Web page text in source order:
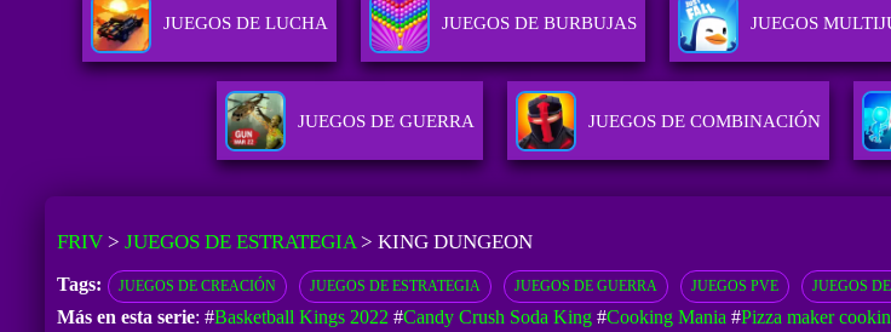
JUEGOS DE LUCHA JUEGOS DE BURBUJAS JUEGOS
JUEGOS DE GUERRA JUEGOS DE COMBINACIÓN
FRIV> JUEGOS DE ESTRATEGIA> KING DUNGEON
Tags: JUEGOS DE CREACIÓN JUEGOS DE ESTRATEGIA JUEGOS DE GUERRA JUEGOS PVE JUEGOS
Más en esta serie: #Basketball Kings 2022 #Candy Crush Soda King#Cooking Mania #Pizza maker